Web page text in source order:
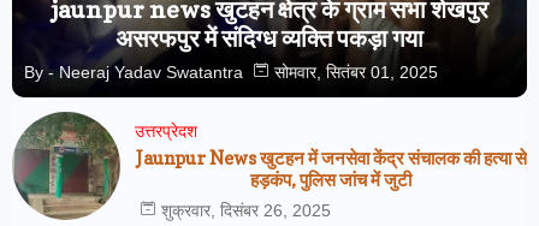
jaunpur news खुटहन क्षेत्र के ग्राम सभा शेखपुर
असरफपुर में संदिग्ध व्यक्ति पकड़ा गया
By - Neeraj Yadav Swatantra सोमवार, सितंबर 01, 2025
उत्तरप्रेदश
Jaunpur News खुटहन में जनसेवा केंद्र संचालक की हत्या से
हड़कंप, पुलिस जांच में जुटी
शुक्रवार, दिसंबर 26, 2025